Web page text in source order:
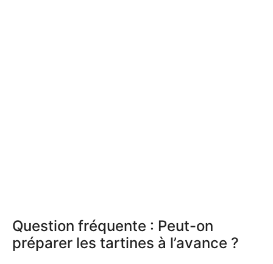
Question fréquente : Peut-on
préparer les tartines à l’avance ?